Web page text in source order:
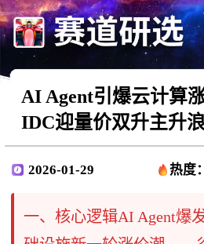
AI Agent引爆云计算
IDC迎量价双升主升浪
2026-01-29 热度
一、核心逻辑AI Agent爆